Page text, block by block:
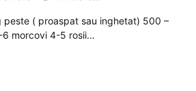
peste ( proaspat sau inghetat) 500 –
morcovi 4-5 rosii…